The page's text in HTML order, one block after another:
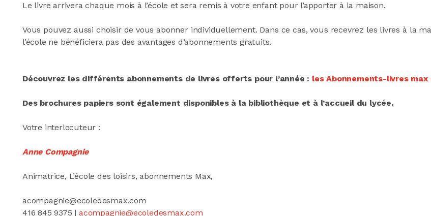
Le livre arrivera chaque mois à l’école et sera remis à votre enfant pour l’apporter à la maison.
Vous pouvez aussi choisir de vous abonner individuellement. Dans ce cas, vous recevrez les livres à la
l’école ne bénéficiera pas des avantages d’abonnements gratuits.
Découvrez les différents abonnements de livres offerts pour l’année : les Abonnements-livres max
Des brochures papiers sont également disponibles à la bibliothèque et à l’accueil du lycée.
Votre interlocuteur :
Anne Compagnie
Animatrice, L’école des loisirs, abonnements Max,
acompagnie@ecoledesmax.com
416 845 9375 |acompagnie@ecoledesmax.com